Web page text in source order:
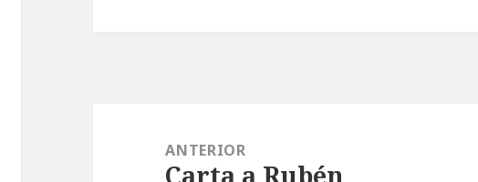
entradas
ANTERIOR
Entrada